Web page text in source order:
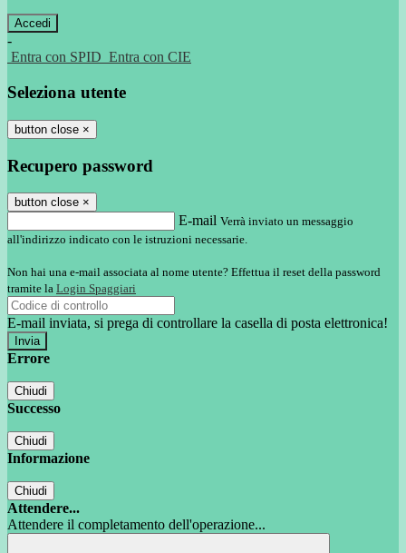
-
Entra con SPID Entra con CIE
Seleziona utente
button close ×
Recupero password
button close ×
E-mail Verrà inviato un messaggio
all'indirizzo indicato con le istruzioni necessarie.
Non hai una e-mail associata al nome utente? Effettua il reset della password
tramite la Login Spaggiari
E-mail inviata, si prega di controllare la casella di posta elettronica!
Errore
Chiudi
Successo
Chiudi
Informazione
Chiudi
Attendere...
Attendere il completamento dell'operazione...